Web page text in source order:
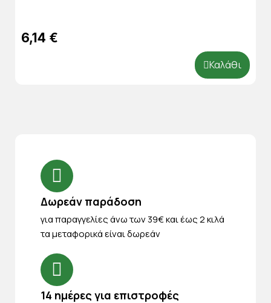
6,14 €
Καλάθι
Δωρεάν παράδοση
για παραγγελίες άνω των 39€ και έως 2 κιλά
τα μεταφορικά είναι δωρεάν
14 ημέρες για επιστροφές